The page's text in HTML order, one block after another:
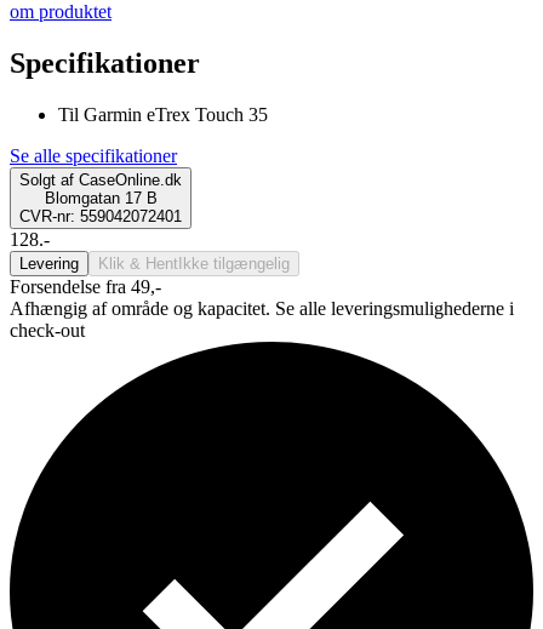
om produktet
Specifikationer
Til Garmin eTrex Touch 35
Se alle specifikationer
Solgt af CaseOnline.dk
Blomgatan 17 B
CVR-nr: 559042072401
128.-
Levering Klik & Hent Ikke tilgængelig
Forsendelse fra 49,-
Afhængig af område og kapacitet. Se alle leveringsmulighederne i
check-out